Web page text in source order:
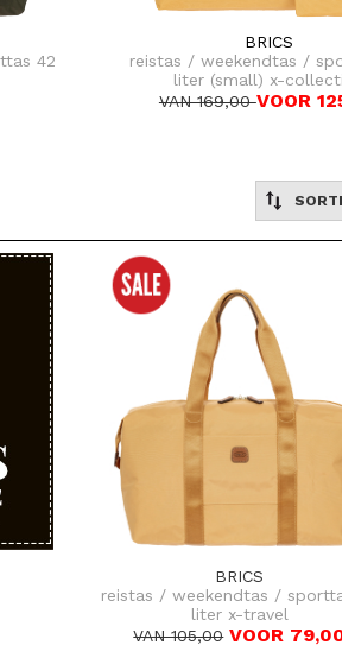
42
BRICS
reistas / weekendtas /
liter (small) x-
VAN 169,00VOOR
BRICS
reistas / weekendtas /
liter x-travel
VAN 105,00 VOOR